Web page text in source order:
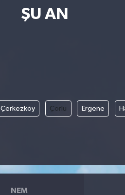
ŞU AN
Çerkezköy Çorlu Ergene
NEM